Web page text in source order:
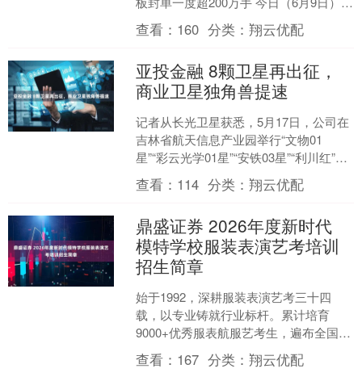
盘，半导体硅片概念股大幅上涨，沪硅
产业、有研....
查看： 160 分类：翔云优配
亚投金融 8颗卫星再出征，
商业卫星独角兽提速
记者从长光卫星获悉，5月17日，公司在
吉林省航天信息产业园举行“文物01
星”“彩云光学01星”“安铁03星”“利川红”卫
星以及“吉星”高分07C04星等8颗卫星....
查看： 114 分类：翔云优配
鼎盛证券 2026年度新时代
模特学校服装表演艺考培训
招生简章
始于1992，深耕服装表演艺考三十四
载，以专业铸就行业标杆。累计培育
9000+优秀服表航服艺考生，遍布全国顶
尖艺术学府。近三十四年斩获服装表演
专业状元17名，2....
查看： 167 分类：翔云优配